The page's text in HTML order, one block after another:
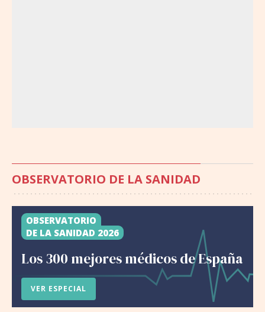
OBSERVATORIO DE LA SANIDAD
OBSERVATORIO
DE LA SANIDAD 2026
Los 300 mejores médicos de España
VER ESPECIAL